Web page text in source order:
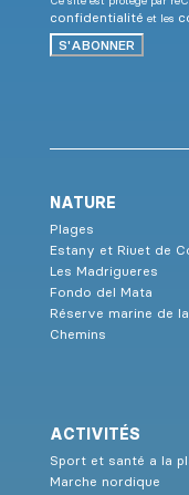
confidentialité et les
S'ABONNER
NATURE
Plages
Estany et Riuet de
Les Madrigueres
Fondo del Mata
Réserve marine de
Chemins
ACTIVITÉS
Sport et santé a la
Marche nordique